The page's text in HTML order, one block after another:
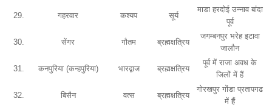
29. गहरवार कश्यप सूर्य
माडा हरदोई उन्नाव बांदा
पूर्व
30. सेंगर गौतम ब्रह्मक्षत्रिय
जगम्बनपुर भरेह इटावा
जालौन
31. कनपुरिया (कन्हपुरिया) भारद्वाज ब्रह्मक्षत्रिय
पूर्व में राजा अवध के
जिलों में हैं
32. बिसैन वत्स ब्रह्मक्षत्रिय
गोरखपुर गोंडा प्रतापगढ
में हैं